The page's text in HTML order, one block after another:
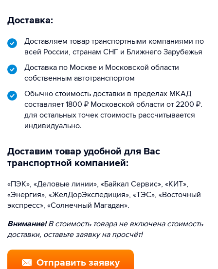
Доставка:
Доставляем товар транспортными компаниями по
всей России, странам СНГ и Ближнего Зарубежья
Доставка по Москве и Московской области
собственным автотранспортом
Обычно стоимость доставки в пределах МКАД
составляет 1800 ₽ Московской области от 2200 ₽.
для остальных точек стоимость рассчитывается
индивидуально.
Доставим товар удобной для Вас
транспортной компанией:
«ПЭК», «Деловые линии», «Байкал Сервис», «КИТ»,
«Энергия», «ЖелДорЭкспедиция», «ТЭС», «Восточный
экспресс», «Солнечный Магадан».
Внимание!В стоимость товара не включена стоимость
доставки, оставьте заявку на просчёт!
Отправить заявку